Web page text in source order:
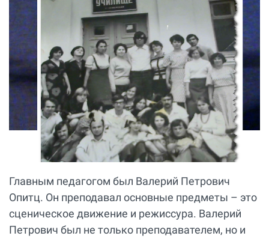
Главным педагогом был Валерий Петрович
Опитц. Он преподавал основные предметы – это
сценическое движение и режиссура. Валерий
Петрович был не только преподавателем, но и